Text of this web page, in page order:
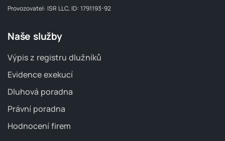
Provozovatel: ISR LLC, ID: 1791193-92
Naše služby
Výpis z registru dlužníků
Evidence exekucí
Dluhová poradna
Právní poradna
Hodnocení firem